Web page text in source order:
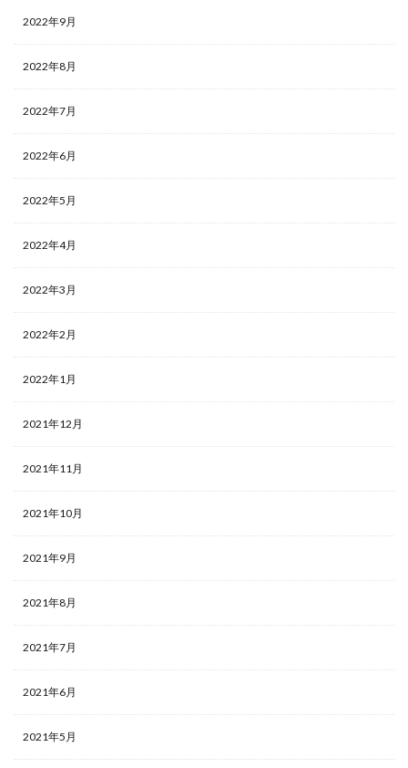
2022年9月
2022年8月
2022年7月
2022年6月
2022年5月
2022年4月
2022年3月
2022年2月
2022年1月
2021年12月
2021年11月
2021年10月
2021年9月
2021年8月
2021年7月
2021年6月
2021年5月